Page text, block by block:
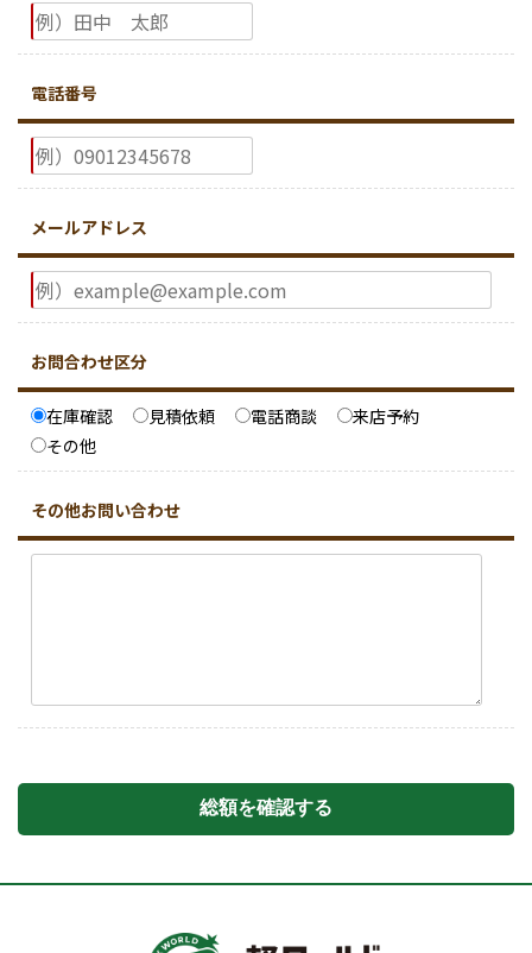
電話番号
メールアドレス
お問合わせ区分
在庫確認 見積依頼 電話商談
来店予約
その他
その他お問い合わせ